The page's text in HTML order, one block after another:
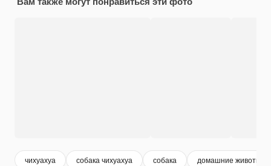
чихуахуа собака чихуахуа собака домашние животные